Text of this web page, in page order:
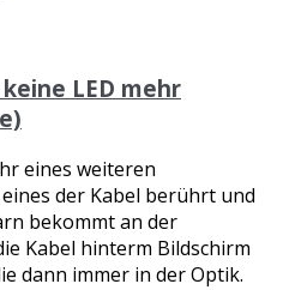
LED mehr
eines weiteren
der Kabel berührt und
bekommt an der
Kabel hinterm Bildschirm
dann immer in der Optik.